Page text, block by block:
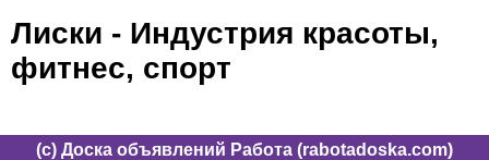
Лиски - Индустрия красоты,
фитнес, спорт
(c) Доска объявлений Работа (rabotadoska.com)